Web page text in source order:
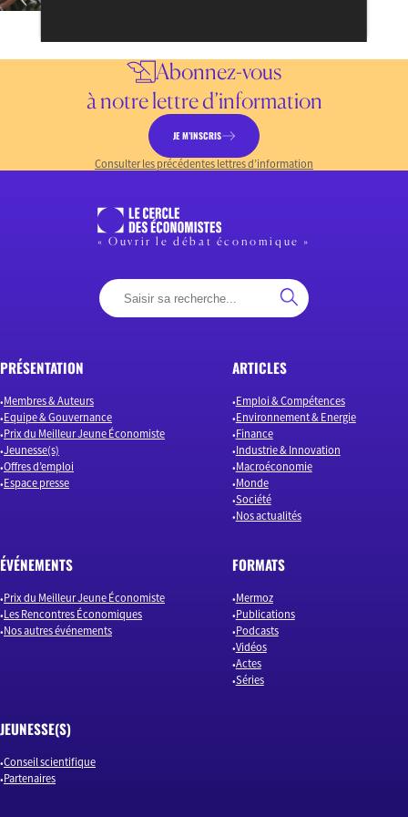
Abonnez-vous
à notre lettre d’information
JE M’INSCRIS
Consulter les précédentes lettres d’information
« Ouvrir le débat économique »
PRÉSENTATION
Membres & Auteurs
Equipe & Gouvernance
Prix du Meilleur Jeune Économiste
Jeunesse(s)
Offres d’emploi
Espace presse
ARTICLES
Emploi & Compétences
Environnement & Energie
Finance
Industrie & Innovation
Macroéconomie
Monde
Société
Nos actualités
ÉVÉNEMENTS
Prix du Meilleur Jeune Économiste
Les Rencontres Économiques
Nos autres événements
FORMATS
Mermoz
Publications
Podcasts
Vidéos
Actes
Séries
JEUNESSE(S)
Conseil scientifique
Partenaires